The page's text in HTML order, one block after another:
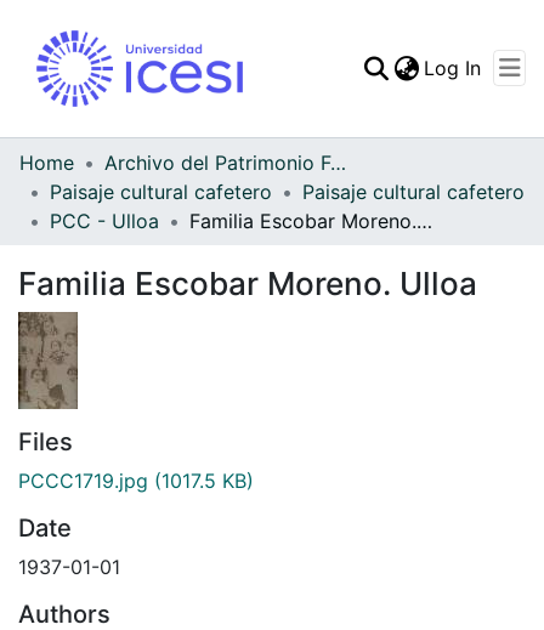
Statistics
Log In
Home
Archivo del Patrimonio Fotográfico y Fílmico del Valle del Cauca
Paisaje cultural cafetero
Paisaje cultural cafetero
PCC - Ulloa
Familia Escobar Moreno. Ulloa
Familia Escobar Moreno. Ulloa
Files
PCCC1719.jpg (1017.5 KB)
Date
1937-01-01
Authors